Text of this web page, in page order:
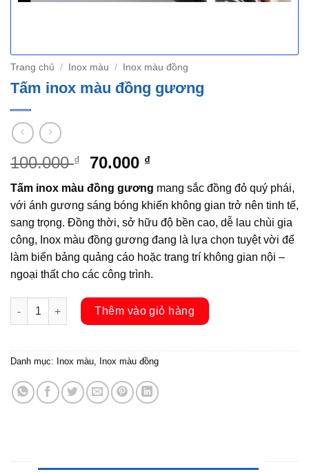
Trang chủ / Inox màu / Inox màu đồng
Tấm inox màu đồng gương
100.000₫
Giá
gốc
là:
100.000 ₫.
70.000 ₫Giá
tại
là:
70.000 ₫.
Tấm inox màu đồng gương mang sắc đồng đỏ quý phái,
với ánh gương sáng bóng khiến không gian trở nên tinh tế,
sang trọng. Đồng thời, sở hữu độ bền cao, dễ lau chùi gia
công, Inox màu đồng gương đang là lựa chọn tuyệt vời để
làm biển bảng quảng cáo hoặc trang trí không gian nội –
ngoại thất cho các công trình.
Tấm inox màu đồng gương số lượng
Thêm vào giỏ hàng
Danh mục: Inox màu, Inox màu đồng